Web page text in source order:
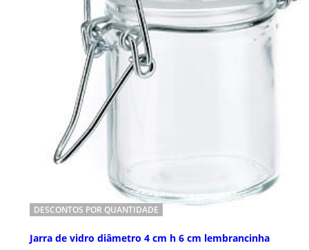
DESCONTOS POR QUANTIDADE
Jarra de vidro diâmetro 4 cm h 6 cm lembrancinha